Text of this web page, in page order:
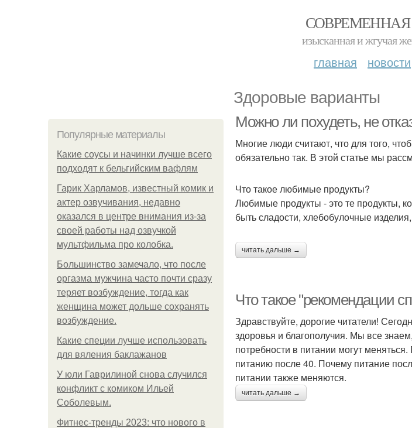
изысканная и жгучая
главная новости
Здоровые варианты
Популярные материалы
Какие соусы и начинки лучше всего
подходят к бельгийским вафлям
Гарик Харламов, известный комик и
актер озвучивания, недавно
оказался в центре внимания из-за
своей работы над озвучкой
мультфильма про колобка.
Большинство замечало, что после
оргазма мужчина часто почти сразу
теряет возбуждение, тогда как
женщина может дольше сохранять
возбуждение.
Какие специи лучше использовать
для вяления баклажанов
У юли Гаврилиной снова случился
конфликт с комиком Ильей
Соболевым.
Фитнес-тренды 2023: что нового в
Можно ли похудеть, не
Многие люди считают, что для того,
обязательно так. В этой статье мы
Что такое любимые продукты?
Любимые продукты - это те продукты,
быть сладости, хлебобулочные
читать дальше →
Что такое "рекомендации
Здравствуйте, дорогие читатели!
здоровья и благополучия. Мы все
потребности в питании могут
питанию после 40. Почему питание
питании также меняются.
читать дальше →